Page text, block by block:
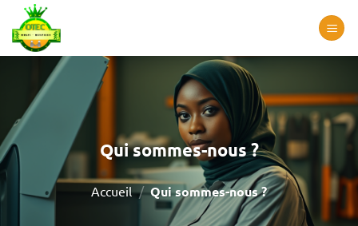
Passer
au
contenu
Qui sommes-nous ?
Accueil / Qui sommes-nous ?